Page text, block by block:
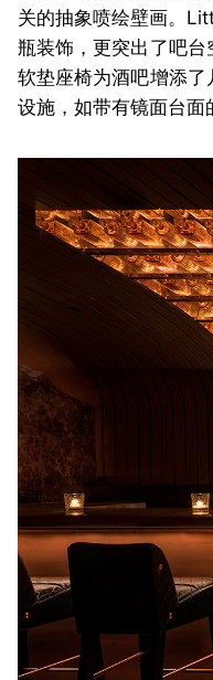
关的抽象喷绘壁画。
瓶装饰，更突出了吧
软垫座椅为酒吧增添
设施，如带有镜面台面